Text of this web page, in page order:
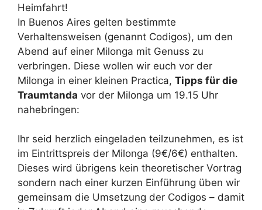
Heimfahrt!
In Buenos Aires gelten bestimmte
Verhaltensweisen (genannt Codigos), um den
Abend auf einer Milonga mit Genuss zu
verbringen. Diese wollen wir euch vor der
Milonga in einer kleinen Practica, Tipps für die
Traumtanda vor der Milonga um 19.15 Uhr
nahebringen:
Ihr seid herzlich eingeladen teilzunehmen, es ist
im Eintrittspreis der Milonga (9€/6€) enthalten.
Dieses wird übrigens kein theoretischer Vortrag
sondern nach einer kurzen Einführung üben wir
gemeinsam die Umsetzung der Codigos – damit